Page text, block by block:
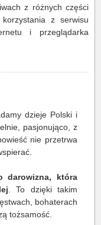
z różnych części
z serwisu
i przeglądarka
dzieje Polski i
pasjonująco, z
nie przetrwa
darowizna, która
. To dzięki takim
bohaterach
tożsamość.